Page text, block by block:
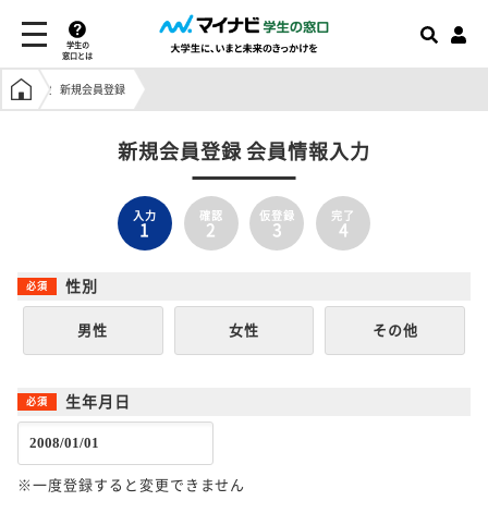
学生の
窓口とは
学生の窓口トップ
新規会員登録
新規会員登録 会員情報入力
入力
1
確認
2
仮登録
3
完了
4
性別
男性 女性 その他
生年月日
※一度登録すると変更できません